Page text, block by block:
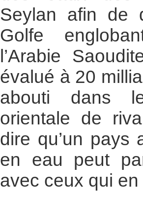
Seylan afin de
Golfe
l’Arabie
évalué à 20
abouti dans
orientale de
dire qu’un pays
en eau peut
avec ceux qui